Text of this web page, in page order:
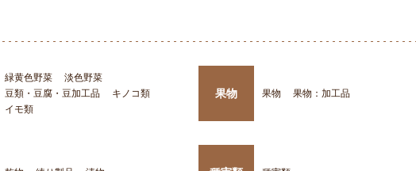
緑黄色野菜
淡色野菜
豆類・豆腐・豆加工品
キノコ類
イモ類
果物 果物 果物：加工品